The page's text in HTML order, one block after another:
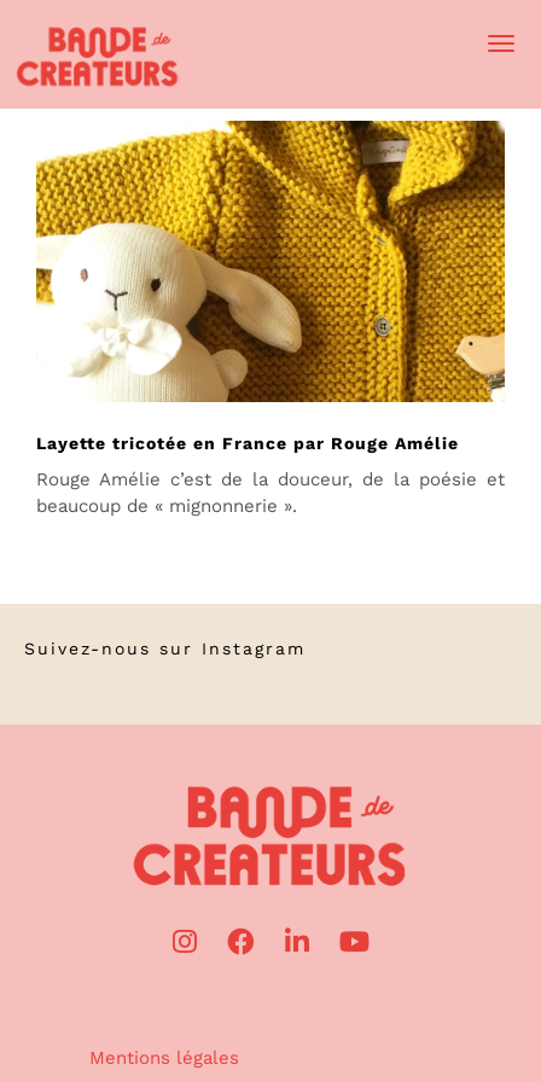
Layette tricotée en France par Rouge Amélie
Rouge Amélie c’est de la douceur, de la poésie et
beaucoup de « mignonnerie ».
Suivez-nous sur Instagram
Mentions légales